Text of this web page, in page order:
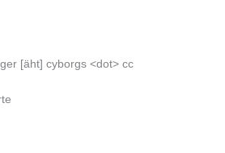
[äht] cyborgs <dot> cc